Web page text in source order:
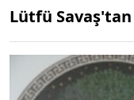
Lütfü Savaş'tan